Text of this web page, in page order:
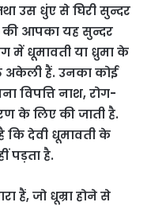
उस धुंए से घिरी सुन्दर
की आपका यह सुन्दर
धूमावती या ध्रुमा के
अकेली हैं. उनका कोई
विपत्ति नाश, रोग-
के लिए की जाती है.
कि देवी धूमावती के
पड़ता है.
हैं, जो धूम्रा होने से